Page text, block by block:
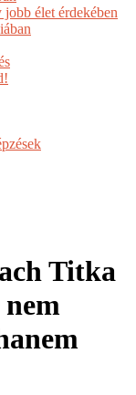
élet érdekében
Titka